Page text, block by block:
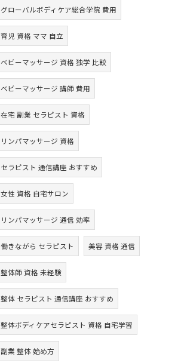
グローバルボディケア総合学院 費用
育児 資格 ママ 自立
ベビーマッサージ 資格 独学 比較
ベビーマッサージ 講師 費用
在宅 副業 セラピスト 資格
リンパマッサージ 資格
セラピスト 通信講座 おすすめ
女性 資格 自宅サロン
リンパマッサージ 通信 効率
働きながら セラピスト 美容 資格 通信
整体師 資格 未経験
整体 セラピスト 通信講座 おすすめ
整体ボディケアセラピスト 資格 自宅学習
副業 整体 始め方